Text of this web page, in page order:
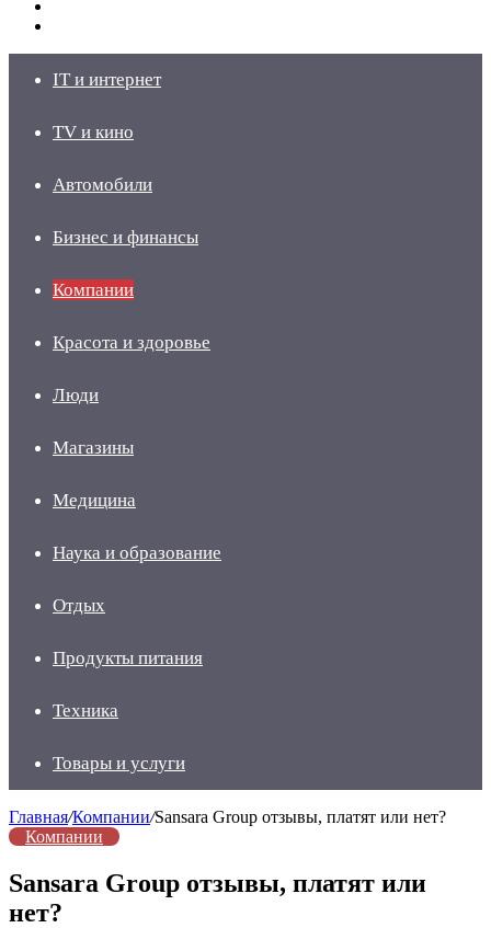
IT и интернет
TV и кино
Автомобили
Бизнес и финансы
Компании
Красота и здоровье
Люди
Магазины
Медицина
Наука и образование
Отдых
Продукты питания
Техника
Товары и услуги
Главная/Компании/Sansara Group отзывы, платят или нет?
Компании
Sansara Group отзывы, платят или
нет?